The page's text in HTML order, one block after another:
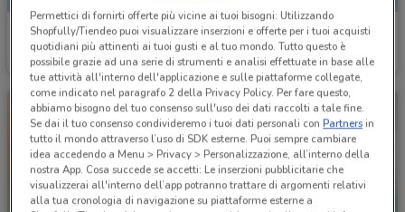
Eden Viaggi
Scade il 30/04 385 m
Eden Viaggi
Scade il 30/04 385 m
Permettici di fornirti offerte più vicine ai tuoi bisogni: Utilizzando
Shopfully/Tiendeo puoi visualizzare inserzioni e offerte per i tuoi acquisti
quotidiani più attinenti ai tuoi gusti e al tuo mondo. Tutto questo è
possibile grazie ad una serie di strumenti e analisi effettuate in base alle
tue attività all'interno dell'applicazione e sulle piattaforme collegate,
come indicato nel paragrafo 2 della Privacy Policy. Per fare questo,
abbiamo bisogno del tuo consenso sull'uso dei dati raccolti a tale fine.
Se dai il tuo consenso condivideremo i tuoi dati personali conPartnersin
tutto il mondo attraverso l’uso di SDK esterne. Puoi sempre cambiare
idea accedendo a Menu > Privacy > Personalizzazione, all’interno della
nostra App. Cosa succede se accetti: Le inserzioni pubblicitarie che
visualizzerai all'interno dell’app potranno trattare di argomenti relativi
alla tua cronologia di navigazione su piattaforme esterne a